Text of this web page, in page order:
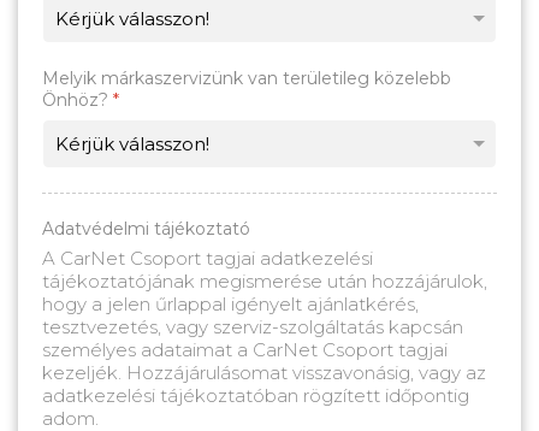
Melyik márkaszervizünk van területileg közelebb
Önhöz? *
Adatvédelmi tájékoztató
A CarNet Csoport tagjai adatkezelési
tájékoztatójának megismerése után hozzájárulok,
hogy a jelen űrlappal igényelt ajánlatkérés,
tesztvezetés, vagy szerviz-szolgáltatás kapcsán
személyes adataimat a CarNet Csoport tagjai
kezeljék. Hozzájárulásomat visszavonásig, vagy az
adatkezelési tájékoztatóban rögzített időpontig
adom.